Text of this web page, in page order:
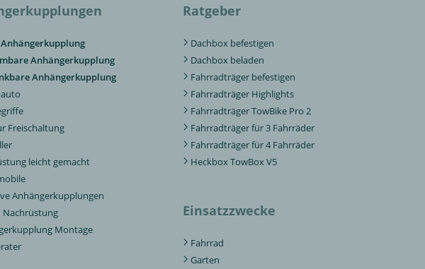
Anhängerkupplung
Anhängerkupplung
Freischaltung
leicht gemacht
Anhängerkupplungen
Nachrüstung
Montage
Ratgeber
Dachbox befestigen
Dachbox beladen
Fahrradträger befestigen
Fahrradträger Highlights
Fahrradträger TowBike Pro 2
Fahrradträger für 3 Fahrräder
Fahrradträger für 4 Fahrräder
Heckbox TowBox V5
Einsatzzwecke
Fahrrad
Garten